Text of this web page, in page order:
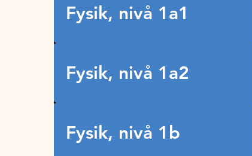
Fysik, nivå 1a1
Fysik, nivå 1a2
Fysik, nivå 1b